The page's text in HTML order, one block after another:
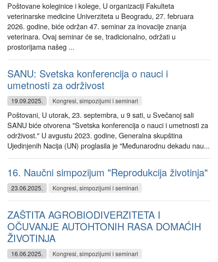
Poštovane koleginice i kolege, U organizaciji Fakulteta
veterinarske medicine Univerziteta u Beogradu, 27. februara
2026. godine, biće održan 47. seminar za inovacije znanja
veterinara. Ovaj seminar će se, tradicionalno, održati u
prostorijama našeg ...
SANU: Svetska konferencija o nauci i
umetnosti za održivost
19.09.2025. Kongresi, simpozijumi i seminari
Poštovani, U utorak, 23. septembra, u 9 sati, u Svečanoj sali
SANU biće otvorena "Svetska konferencija o nauci i umetnosti za
održivost." U avgustu 2023. godine, Generalna skupština
Ujedinjenih Nacija (UN) proglasila je "Međunarodnu dekadu nau...
16. Naučni simpozijum "Reprodukcija životinja"
23.06.2025. Kongresi, simpozijumi i seminari
ZAŠTITA AGROBIODIVERZITETA I
OČUVANJE AUTOHTONIH RASA DOMAĆIH
ŽIVOTINJA
16.06.2025. Kongresi, simpozijumi i seminari